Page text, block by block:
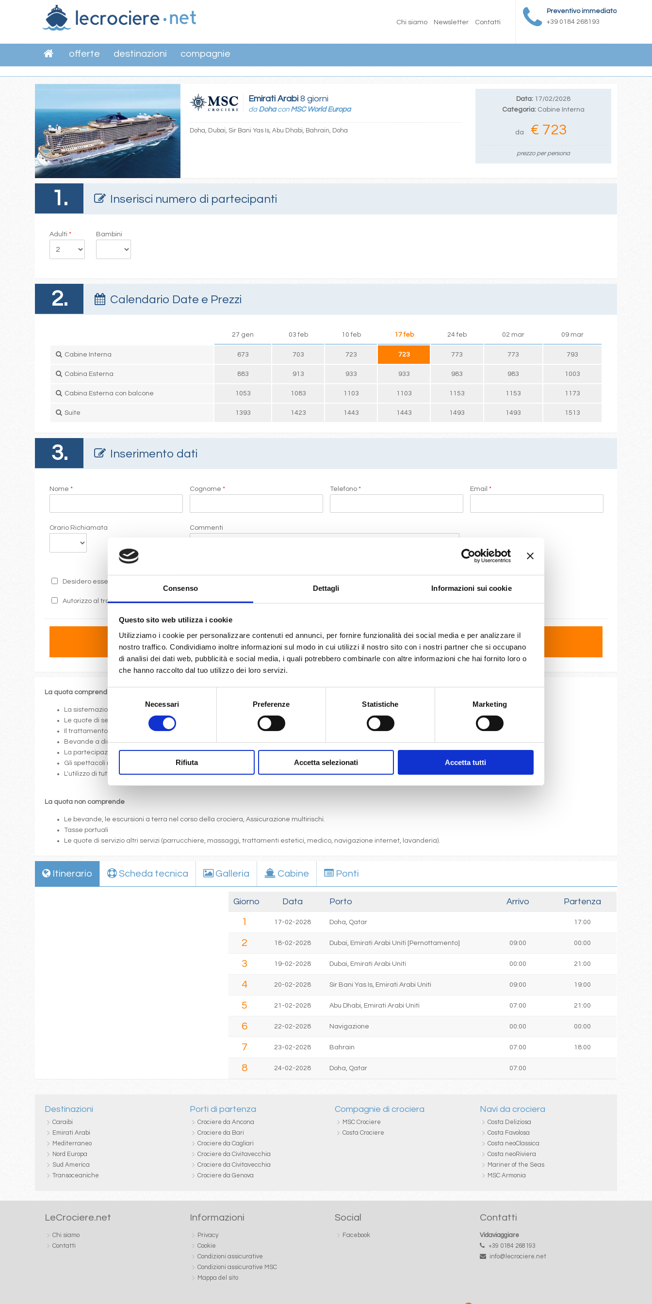
Consenso Dettagli Informazioni sui cookie
Questo sito web utilizza i cookie
Utilizziamo i cookie per personalizzare contenuti ed annunci, per fornire funzionalità dei social media e per analizzare il
nostro traffico. Condividiamo inoltre informazioni sul modo in cui utilizzi il nostro sito con i nostri partner che si occupano
di analisi dei dati web, pubblicità e social media, i quali potrebbero combinarle con altre informazioni che hai fornito loro o
che hanno raccolto dal tuo utilizzo dei loro servizi.
Necessari Preferenze Statistiche Marketing
Rifiuta Accetta selezionati Accetta tutti
Preventivo immediato
+39 0184 268193
Chi siamo Newsletter Contatti
offerte destinazioni compagnie
Emirati Arabi 8 giorni
da Dohacon MSC World Europa
Doha, Dubai, Sir Bani Yas Is, Abu Dhabi, Bahrain, Doha
Data: 17/02/2028
Categoria: Cabine Interna
da € 723
prezzo per persona
1. Inserisci numero di partecipanti
Adulti * Bambini
2. Calendario Date e Prezzi
27 gen 03 feb 10 feb 17 feb 24 feb 02 mar 09 mar
Cabine Interna 673 703 723 723 773 773 793
Cabina Esterna 883 913 933 933 983 983 1003
Cabina Esterna con balcone 1053 1083 1103 1103 1153 1153 1173
Suite 1393 1423 1443 1443 1493 1493 1513
3. Inserimento dati
Nome * Cognome * Telefono * Email *
Orario Richiamata Commenti
Desidero essere informato sulle ultime promozioni di LeCrociere.
Autorizzo al trattamento dei miei dati secondo i termini di legge
RICHIEDI PREVENTIVO
La quota comprende
La sistemazione nella cabina prescelta dotata di ogni comfort: servizi privati, aria condizionata, telefono, TV via satellite e cassaforte.
Le quote di servizio (mance)
Il trattamento di pensione completa a bordo (colazione, pranzo, cena a buffet o nei ristoranti principali ).
Bevande a dispenser, serata di Gala con menù particolare.
La partecipazione a tutte le attività di animazione (giochi, concorsi, tornei, feste, serate a tema).
Gli spettacoli musicali o di cabaret nel teatro di bordo, i balli e le feste in programma tutte le sere durante la crociera.
L'utilizzo di tutte le attrezzature della nave: piscine, lettini, teli mare, palestra, vasche idromassaggio, biblioteca, discoteca.
La quota non comprende
Le bevande, le escursioni a terra nel corso della crociera, Assicurazione multirischi.
Tasse portuali
Le quote di servizio altri servizi (parrucchiere, massaggi, trattamenti estetici, medico, navigazione internet, lavanderia).
Itinerario Scheda tecnica Galleria Cabine Ponti
Giorno Data Porto Arrivo Partenza
1 17-02-2028 Doha, Qatar 17:00
2 18-02-2028 Dubai, Emirati Arabi Uniti [Pernottamento] 09:00 00:00
3 19-02-2028 Dubai, Emirati Arabi Uniti 00:00 21:00
4 20-02-2028 Sir Bani Yas Is, Emirati Arabi Uniti 09:00 19:00
5 21-02-2028 Abu Dhabi, Emirati Arabi Uniti 07:00 21:00
6 22-02-2028 Navigazione 00:00 00:00
7 23-02-2028 Bahrain 07:00 18:00
8 24-02-2028 Doha, Qatar 07:00
Destinazioni
Caraibi
Emirati Arabi
Mediterraneo
Nord Europa
Sud America
Transoceaniche
Porti di partenza
Crociere da Ancona
Crociere da Bari
Crociere da Cagliari
Crociere da Civitavecchia
Crociere da Civitavecchia
Crociere da Genova
Compagnie di crociera
MSC Crociere
Costa Crociere
Navi da crociera
Costa Deliziosa
Costa Favolosa
Costa neoClassica
Costa neoRiviera
Mariner of the Seas
MSC Armonia
LeCrociere.net
Chi siamo
Contatti
Informazioni
Privacy
Cookie
Condizioni assicurative
Condizioni assicurative MSC
Mappa del sito
Social
Facebook
Contatti
Vidaviaggiare
+39 0184 268193
info@lecrociere.net